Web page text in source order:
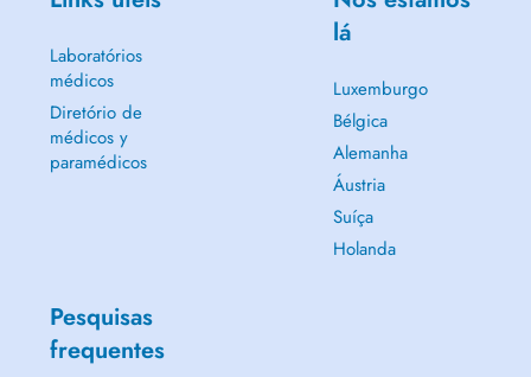
Laboratórios
médicos
Diretório de
médicos y
paramédicos
lá
Luxemburgo
Bélgica
Alemanha
Áustria
Suíça
Holanda
Pesquisas
frequentes